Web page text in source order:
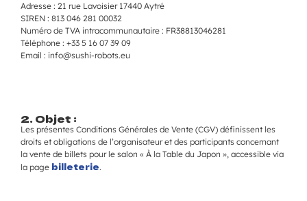
Adresse : 21 rue Lavoisier 17440 Aytré
SIREN : 813 046 281 00032
Numéro de TVA intracommunautaire : FR38813046281
Téléphone : +33 5 16 07 39 09
Email : info@sushi-robots.eu
2. Objet :
Les présentes Conditions Générales de Vente (CGV) définissent les
droits et obligations de l’organisateur et des participants concernant
la vente de billets pour le salon « À la Table du Japon », accessible via
la page billeterie.